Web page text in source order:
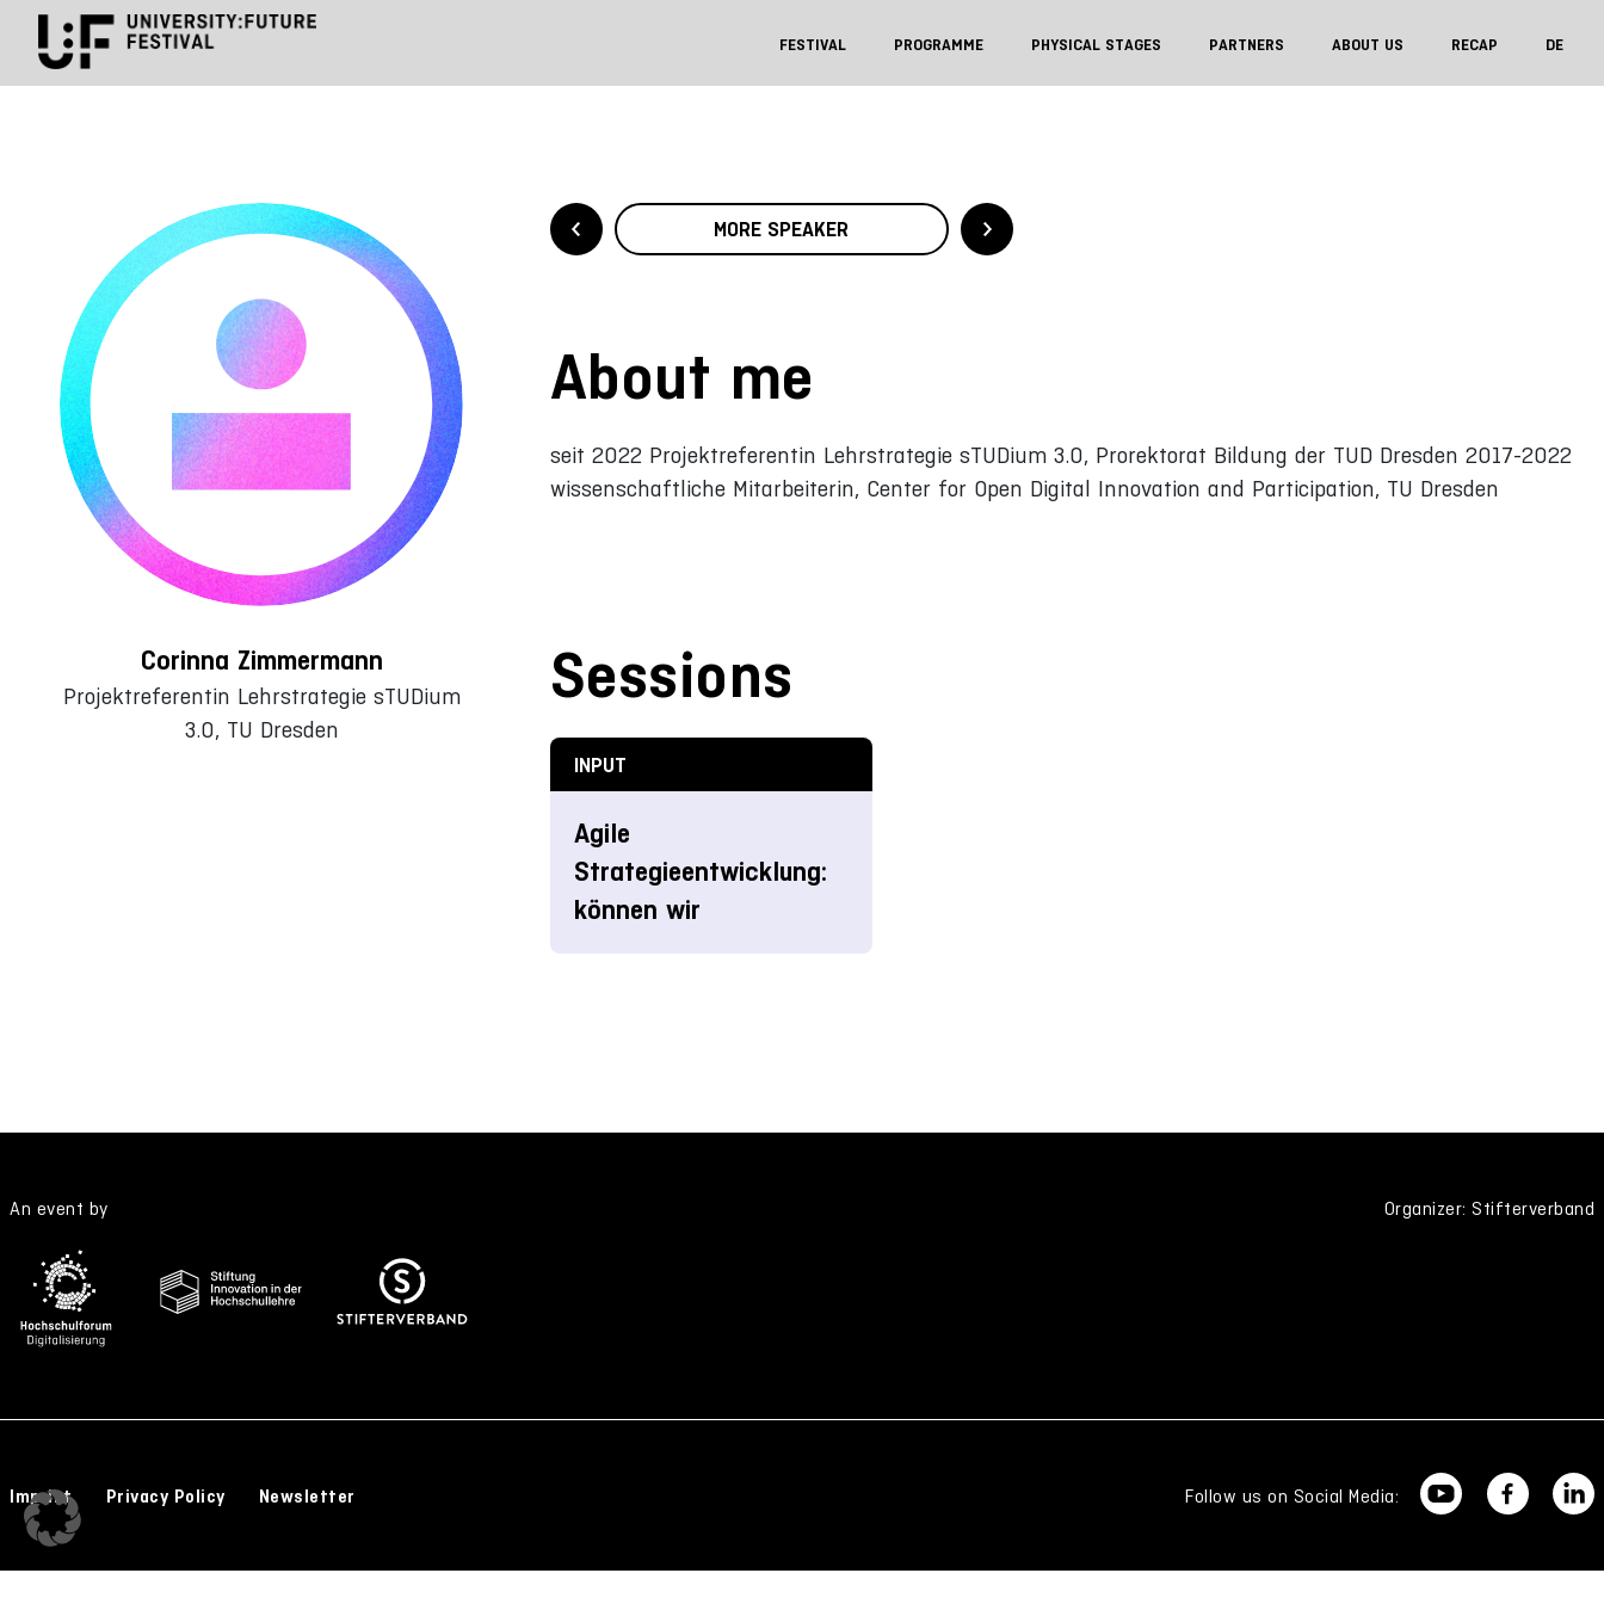
FESTIVAL PROGRAMME PHYSICAL STAGES PARTNERS ABOUT US RECAP DE
Corinna Zimmermann
Projektreferentin Lehrstrategie sTUDium
3.0, TU Dresden
MORE SPEAKER
About me
seit 2022 Projektreferentin Lehrstrategie sTUDium 3.0, Prorektorat Bildung der TUD Dresden 2017-2022
wissenschaftliche Mitarbeiterin, Center for Open Digital Innovation and Participation, TU Dresden
Sessions
INPUT
Agile
Strategieentwicklung:
können wir
An event by Organizer: Stifterverband
Imprint Privacy Policy Newsletter Follow us on Social Media: